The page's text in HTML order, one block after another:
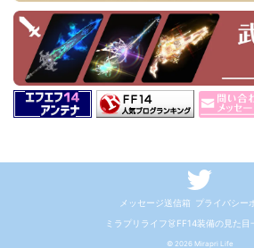
メッセージ送信箱 プライバシー
ミラプリライフ👗FF14装備の見た目
© 2026 Mirapri Life